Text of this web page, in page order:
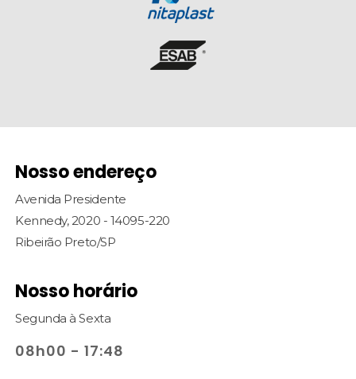
Nosso endereço
Avenida Presidente
Kennedy, 2020 - 14095-220
Ribeirão Preto/SP
Nosso horário
Segunda à Sexta
08h00 - 17:48